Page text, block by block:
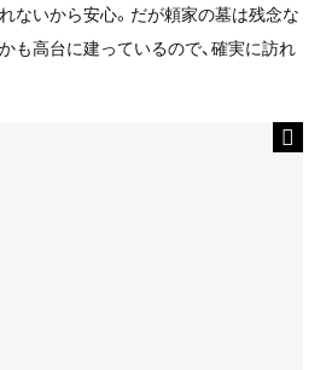
ないから安心。だが頼家の墓は残念な
も高台に建っているので、確実に訪れ